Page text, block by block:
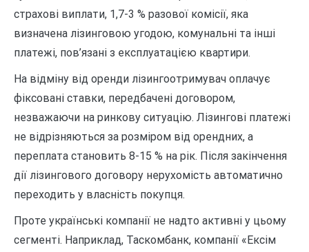
страхові виплати, 1,7-3 % разової комісії, яка
визначена лізинговою угодою, комунальні та інші
платежі, пов’язані з експлуатацією квартири.
На відміну від оренди лізингоотримувач оплачує
фіксовані ставки, передбачені договором,
незважаючи на ринкову ситуацію. Лізингові платежі
не відрізняються за розміром від орендних, а
переплата становить 8-15 % на рік. Після закінчення
дії лізингового договору нерухомість автоматично
переходить у власність покупця.
Проте українські компанії не надто активні у цьому
сегменті. Наприклад, Таскомбанк, компанії «Ексім